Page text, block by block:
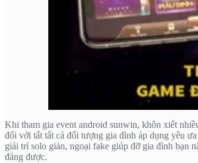
Khi tham gia event android sunwin, khôn xiết
đối với tất tất cả đối tượng gia đình áp dụng yêu
giải trí solo giản, ngoại fake giúp đỡ gia đình bạn
đáng được.